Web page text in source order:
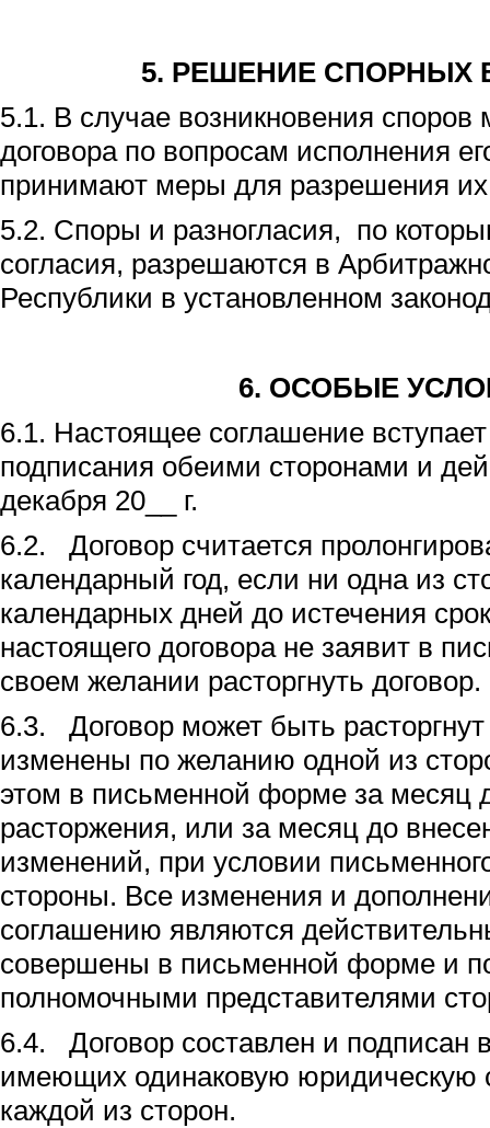
5. РЕШЕНИЕ СПОРНЫХ
5.1. В случае возникновения
договора по вопросам исполнения
принимают меры для разрешения их
5.2. Споры и разногласия, по
согласия, разрешаются в
Республики в установленном
6. ОСОБЫЕ
6.1. Настоящее соглашение
подписания обеими сторонами и
декабря 20__ г.
6.2. Договор считается
календарный год, если ни одна из
календарных дней до истечения
настоящего договора не заявит в
своем желании расторгнуть договор.
6.3. Договор может быть
изменены по желанию одной из
этом в письменной форме за месяц
расторжения, или за месяц до
изменений, при условии
стороны. Все изменения и
соглашению являются
совершены в письменной форме и
полномочными представителями
6.4. Договор составлен и подписан
имеющих одинаковую юридическую
каждой из сторон.